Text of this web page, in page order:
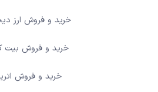
خرید و فروش ارز
خرید و فروش بیت
خرید و فروش